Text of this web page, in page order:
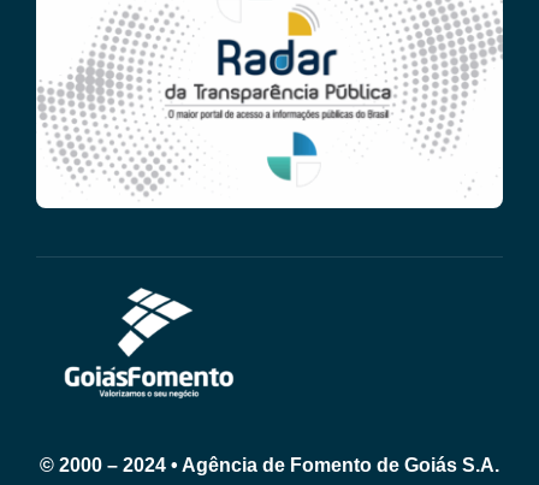
© 2000 – 2024 • Agência de Fomento de Goiás S.A.